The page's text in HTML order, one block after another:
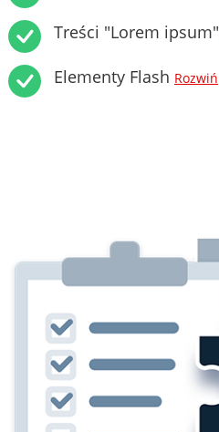
Treści "Lorem ipsum"
Elementy Flash Rozwiń